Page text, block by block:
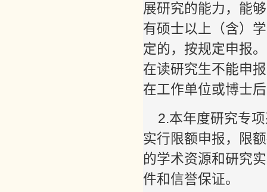
展研究的能力，能
有硕士以上（含）
定的，按规定申报
在读研究生不能申
在工作单位或博士
2.本年度研究专
实行限额申报，限
的学术资源和研究
件和信誉保证。